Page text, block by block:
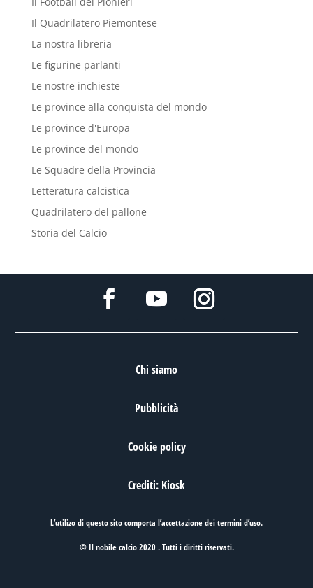
Il Quadrilatero Piemontese
La nostra libreria
Le figurine parlanti
Le nostre inchieste
Le province alla conquista del mondo
Le province d'Europa
Le province del mondo
Le Squadre della Provincia
Letteratura calcistica
Quadrilatero del pallone
Storia del Calcio
Chi siamo
Pubblicità
Cookie policy
Crediti: Kiosk
L’utilizo di questo sito comporta l’accettazione deitermini d’uso.
© Il nobile calcio 2020 . Tutti i diritti riservati.